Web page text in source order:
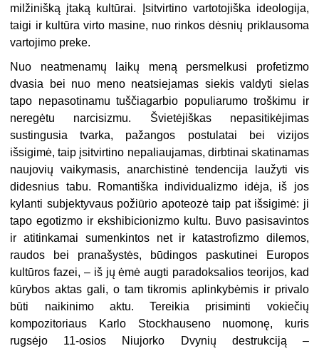
milžinišką įtaką kultūrai. Įsitvirtino vartotojiška ideologija,
taigi ir kultūra virto masine, nuo rinkos dėsnių priklausoma
vartojimo preke.
Nuo neatmenamų laikų meną persmelkusi profetizmo
dvasia bei nuo meno neatsiejamas siekis valdyti sielas
tapo nepasotinamu tuščiagarbio populiarumo troškimu ir
neregėtu narcisizmu. Švietėjiškas nepasitikėjimas
sustingusia tvarka, pažangos postulatai bei vizijos
išsigimė, taip įsitvirtino nepaliaujamas, dirbtinai skatinamas
naujovių vaikymasis, anarchistinė tendencija laužyti vis
didesnius tabu. Romantiška individualizmo idėja, iš jos
kylanti subjektyvaus požiūrio apoteozė taip pat išsigimė: ji
tapo egotizmo ir ekshibicionizmo kultu. Buvo pasisavintos
ir atitinkamai sumenkintos net ir katastrofizmo dilemos,
raudos bei pranašystės, būdingos paskutinei Europos
kultūros fazei, – iš jų ėmė augti paradoksalios teorijos, kad
kūrybos aktas gali, o tam tikromis aplinkybėmis ir privalo
būti naikinimo aktu. Tereikia prisiminti vokiečių
kompozitoriaus Karlo Stockhauseno nuomonę, kuris
rugsėjo 11-osios Niujorko Dvynių destrukciją –